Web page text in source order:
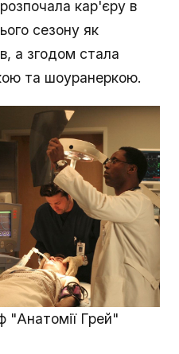
кар'єру в
сезону як
а згодом стала
та шоуранеркою.
"Анатомії Грей"